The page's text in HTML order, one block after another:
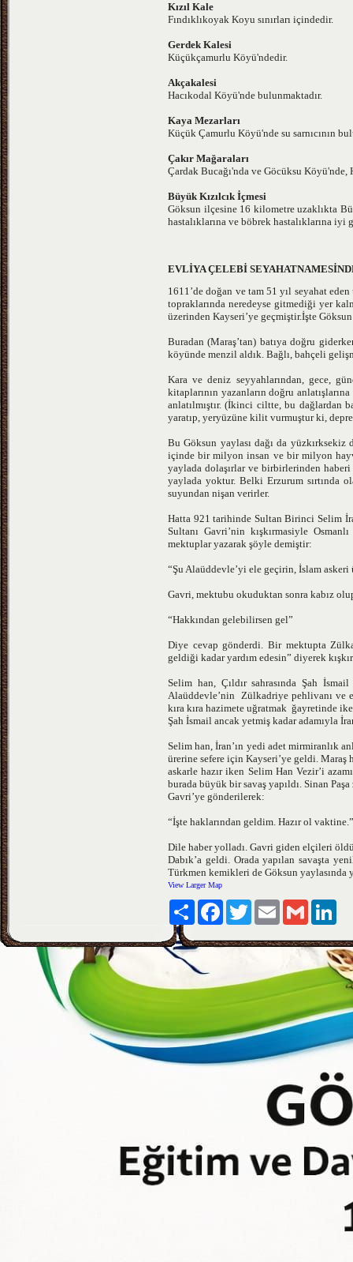
Kızıl Kale
Fındıklıkoyak Koyu sınırları içindedir.
Gerdek Kalesi
Küçükçamurlu Köyü'ndedir.
Akçakalesi
Hacıkodal Köyü'nde bulunmaktadır.
Kaya Mezarları
Küçük Çamurlu Köyü'nde su sarnıcının
Çakır Mağaraları
Çardak Bucağı'nda ve Göcüksu
Büyük Kızılcık İçmesi
Göksun ilçesine 16 kilometre uzaklıkta
hastalıklarına ve böbrek hastalıklarına
EVLİYA ÇELEBİ
1611’de doğan ve tam 51 yıl seyahat
topraklarında neredeyse gitmediği yer
üzerinden Kayseri’ye geçmiştir.İşte
Buradan (Maraş’tan) batıya doğru
köyünde menzil aldık. Bağlı, bahçeli
Kara ve deniz seyyahlarından, gece,
kitaplarının yazanların doğru
anlatılmıştır. (İkinci ciltte, bu dağlardan
yaratıp, yeryüzüne kilit vurmuştur ki,
Bu Göksun yaylası dağı da
içinde bir milyon insan ve bir milyon
yaylada dolaşırlar ve birbirlerinden
yaylada yoktur. Belki Erzurum sırtında
suyundan nişan verirler.
Hatta 921 tarihinde Sultan Birinci Selim
Sultanı Gavri’nin kışkırmasiyle
mektuplar yazarak şöyle demiştir:
“Şu Alaüddevle’yi ele geçirin, İslam
Gavri, mektubu okuduktan sonra kabız
“Hakkından gelebilirsen gel”
Diye cevap gönderdi. Bir mektupta
geldiği kadar yardım edesin” diyerek
Selim han, Çıldır sahrasında Şah
Alaüddevle’nin Zülkadriye pehlivanı ve
kıra kıra hazimete uğratmak ğayretinde
Şah İsmail ancak yetmiş kadar adamıyla
Selim han, İran’ın yedi adet mirmiranlık
ürerine sefere için Kayseri’ye geldi.
askarle hazır iken Selim Han Vezir’i
burada büyük bir savaş yapıldı. Sinan
Gavri’ye gönderilerek:
“İşte haklarından geldim. Hazır ol vaktine.”
Dile haber yolladı. Gavri giden elçileri
Dabık’a geldi. Orada yapılan savaşta
Türkmen kemikleri de Göksun yaylasında
View Larger Map
Paylaş FacebookTwitter Email Gmail